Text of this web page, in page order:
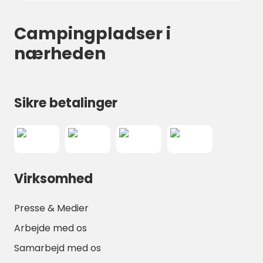
Campingpladser i
nærheden
Sikre betalinger
Virksomhed
Presse & Medier
Arbejde med os
Samarbejd med os